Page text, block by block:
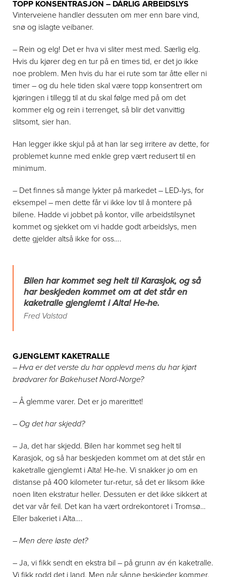
TOPP KONSENTRASJON – DÅRLIG ARBEIDSLYS
Vinterveiene handler dessuten om mer enn bare vind,
snø og islagte veibaner.
– Rein og elg! Det er hva vi sliter mest med. Særlig elg.
Hvis du kjører deg en tur på en times tid, er det jo ikke
noe problem. Men hvis du har ei rute som tar åtte eller ni
timer – og du hele tiden skal være topp konsentrert om
kjøringen i tillegg til at du skal følge med på om det
kommer elg og rein i terrenget, så blir det vanvittig
slitsomt, sier han.
Han legger ikke skjul på at han lar seg irritere av dette, for
problemet kunne med enkle grep vært redusert til en
minimum.
– Det finnes så mange lykter på markedet – LED-lys, for
eksempel – men dette får vi ikke lov til å montere på
bilene. Hadde vi jobbet på kontor, ville arbeidstilsynet
kommet og sjekket om vi hadde godt arbeidslys, men
dette gjelder altså ikke for oss….
Bilen har kommet seg helt til Karasjok, og så
har beskjeden kommet om at det står en
kaketralle gjenglemt i Alta! He-he.
Fred Valstad
GJENGLEMT KAKETRALLE
– Hva er det verste du har opplevd mens du har kjørt
brødvarer for Bakehuset Nord-Norge?
– Å glemme varer. Det er jo marerittet!
– Og det har skjedd?
– Ja, det har skjedd. Bilen har kommet seg helt til
Karasjok, og så har beskjeden kommet om at det står en
kaketralle gjenglemt i Alta! He-he. Vi snakker jo om en
distanse på 400 kilometer tur-retur, så det er liksom ikke
noen liten ekstratur heller. Dessuten er det ikke sikkert at
det var vår feil. Det kan ha vært ordrekontoret i Tromsø…
Eller bakeriet i Alta….
– Men dere løste det?
– Ja, vi fikk sendt en ekstra bil – på grunn av én kaketralle.
Vi fikk rodd det i land. Men når sånne beskjeder kommer,